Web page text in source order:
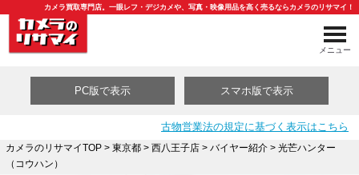
カメラ買取専門店。一眼レフ・デジカメや、写真・映像用品を高く売るならカメラのリサマイ！
メニュー
PC版で表示 スマホ版で表示
古物営業法の規定に基づく表示はこちら
カメラのリサマイTOP> 東京都> 西八王子店> バイヤー紹介> 光芒ハンター
（コウハン）